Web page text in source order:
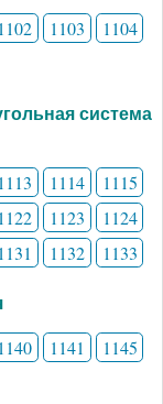
1102 1103
1104
система
1113 1114
1115
1122 1123
1124
1131 1132 1133
1140 1141
1145